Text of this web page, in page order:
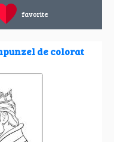
favorite
de colorat